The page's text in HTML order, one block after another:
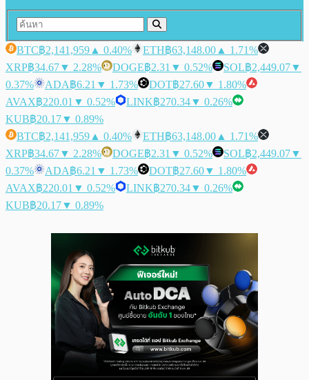
BTC฿2,141,959 ▲ 0.40% ETH฿63,148.00 ▲ 1.71%
XRP฿34.67▼ 2.28% DOGE฿2.31 ▼ 0.52% SOL฿2,449.07▼
0.37%
ADA฿6.21 ▼ 1.73% DOT฿27.60▼ 1.80%
AVAX฿220.01 ▼ 0.52% LINK฿270.34▼ 0.26%
KUB฿20.17▼ 0.89%
BTC฿2,141,959 ▲ 0.40% ETH฿63,148.00 ▲ 1.71%
XRP฿34.67▼ 2.28% DOGE฿2.31 ▼ 0.52% SOL฿2,449.07▼
0.37%
ADA฿6.21 ▼ 1.73% DOT฿27.60▼ 1.80%
AVAX฿220.01 ▼ 0.52% LINK฿270.34▼ 0.26%
KUB฿20.17▼ 0.89%